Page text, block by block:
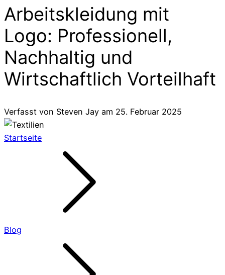
Arbeitskleidung mit
Logo: Professionell,
Nachhaltig und
Wirtschaftlich Vorteilhaft
Verfasst von Steven Jay am 25. Februar 2025
Startseite
Blog